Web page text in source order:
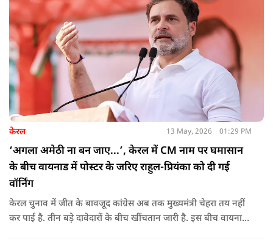
केरल 13 May, 2026 01:29 PM
‘अगला अमेठी ना बन जाए...’, केरल में CM नाम पर घमासान
के बीच वायनाड में पोस्टर के जरिए राहुल-प्रियंका को दी गई
वॉर्निंग
केरल चुनाव में जीत के बावजूद कांग्रेस अब तक मुख्यमंत्री चेहरा तय नहीं
कर पाई है. तीन बड़े दावेदारों के बीच खींचतान जारी है. इस बीच वायनाड